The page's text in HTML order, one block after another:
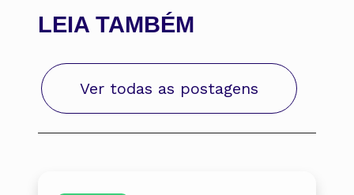
LEIA TAMBÉM
Ver todas as postagens